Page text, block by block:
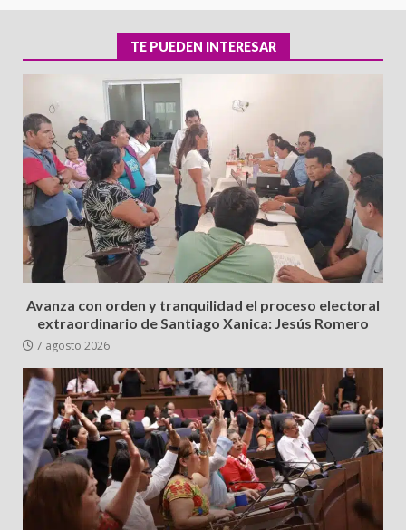
TE PUEDEN INTERESAR
Avanza con orden y tranquilidad el proceso electoral
extraordinario de Santiago Xanica: Jesús Romero
7 agosto 2026